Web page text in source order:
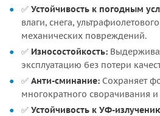
✅ Устойчивость к погодным
влаги, снега,
механических повреждений.
✅ Износостойкость:
эксплуатацию без потери
✅ Анти-сминание: Сохраняет
многократного сворачивания
✅ Устойчивость к УФ-